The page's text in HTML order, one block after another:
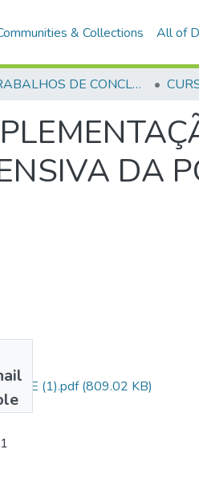
& Collections All of
TRABALHOS DE CONCLUSÃO DE CURSO - CFP (CURSO DE FORMAÇÃO DE PRAÇAS)
DA
(1).pdf(809.02 KB)